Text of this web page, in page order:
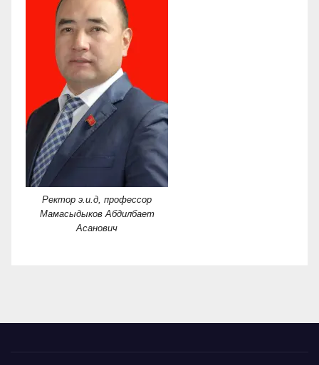
Ректор э.и.д, профессор
Мамасыдыков Абдилбает
Асанович